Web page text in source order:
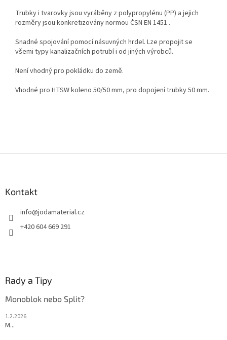
Trubky i tvarovky jsou vyráběny z polypropylénu (PP) a jejich
rozměry jsou konkretizovány normou ČSN EN 1451 .
Snadné spojování pomocí násuvných hrdel. Lze propojit se
všemi typy kanalizačních potrubí i od jiných výrobců.
Není vhodný pro pokládku do země.
Vhodné pro HTSW koleno 50/50 mm, pro dopojení trubky 50 mm.
Kontakt
info@jodamaterial.cz
+420 604 669 291
Rady a Tipy
Monoblok nebo Split?
1.2.2026
M...